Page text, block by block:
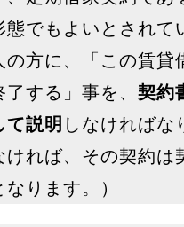
でもよいとされて
の方に、「この賃貸
する」事を、 契約
て説明 しなければな
ければ、その契約は
ります。）